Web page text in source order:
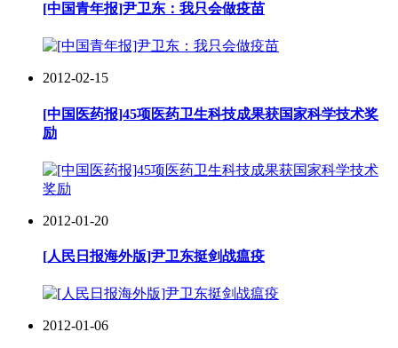
[中国青年报]尹卫东：我只会做疫苗
2012-02-15
[中国医药报]45项医药卫生科技成果获国家科学技术奖
励
2012-01-20
[人民日报海外版]尹卫东挺剑战瘟疫
2012-01-06